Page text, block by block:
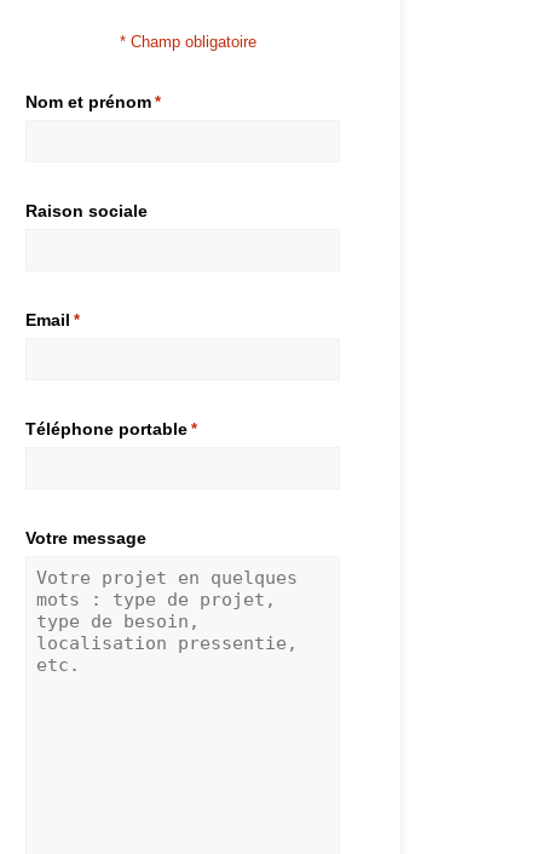
* Champ obligatoire
Nom et prénom *
Raison sociale
Email *
Téléphone portable *
Votre message